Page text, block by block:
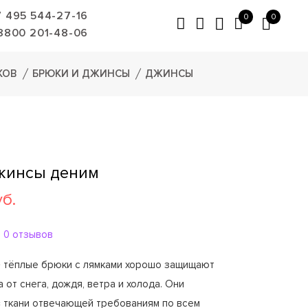
495 544-27-16
201-48-06
0 0
БРЮКИ И ДЖИНСЫ ДЖИНСЫ
деним
0 отзывов
тёплые брюки с лямками хорошо защищают
от снега, дождя, ветра и холода. Они
ткани отвечающей требованиям по всем